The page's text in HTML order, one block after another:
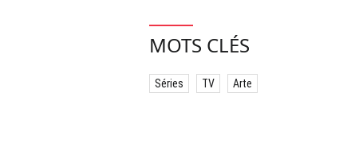
MOTS CLÉS
Séries TV Arte